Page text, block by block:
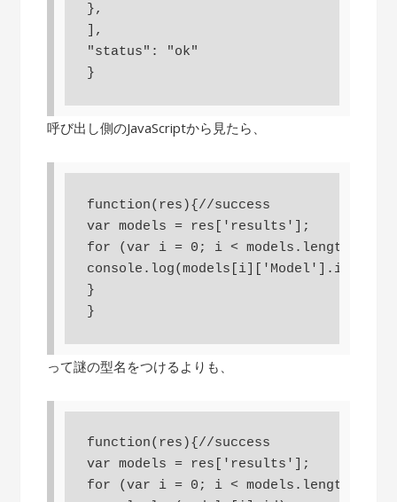
},
],
"status": "ok"
}
呼び出し側のJavaScriptから見たら、
function(res){//success
var models = res['results'];
for (var i = 0; i < models.length;
console.log(models[i]['Model'].id)
}
}
って謎の型名をつけるよりも、
function(res){//success
var models = res['results'];
for (var i = 0; i < models.length;